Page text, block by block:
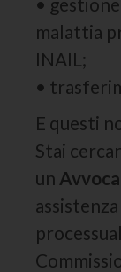
malattia
INAIL;
•
E questi
Stai
un